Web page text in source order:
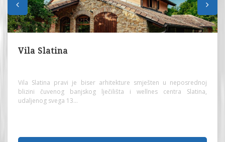
Vila Slatina
Vila Slatina pravi je biser arhitekture smješten u neposrednoj
blizini čuvenog banjskog lječilišta i wellnes centra Slatina,
udaljenog svega 13...